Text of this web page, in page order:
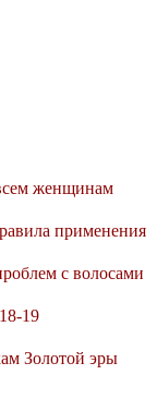
женщинам
применения
с волосами
19
Золотой эры